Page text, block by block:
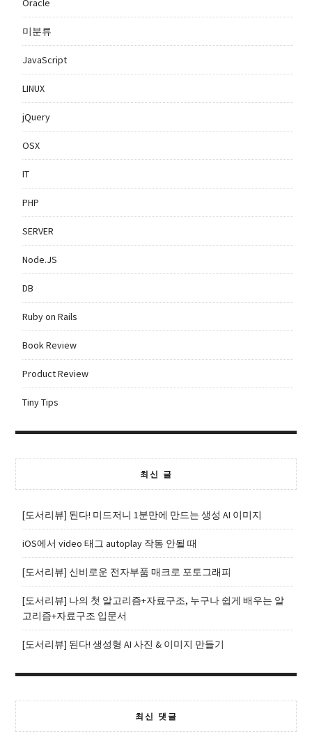
Oracle
미분류
JavaScript
LINUX
jQuery
OSX
IT
PHP
SERVER
Node.JS
DB
Ruby on Rails
Book Review
Product Review
Tiny Tips
최신 글
[도서리뷰] 된다! 미드저니 1분만에 만드는 생성 AI 이미지
iOS에서 video 태그 autoplay 작동 안될 때
[도서리뷰] 신비로운 전자부품 매크로 포토그래피
[도서리뷰] 나의 첫 알고리즘+자료구조, 누구나 쉽게 배우는 알
고리즘+자료구조 입문서
[도서리뷰] 된다! 생성형 AI 사진 & 이미지 만들기
최신 댓글